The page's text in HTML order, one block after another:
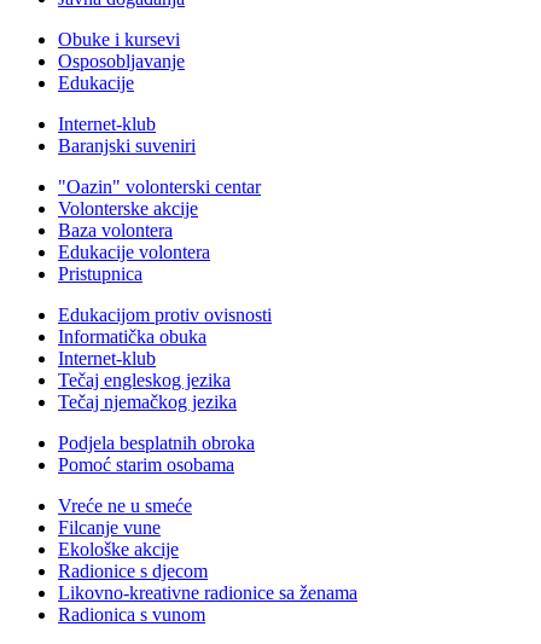
Obuke i kursevi
Osposobljavanje
Edukacije
Internet-klub
Baranjski suveniri
"Oazin" volonterski centar
Volonterske akcije
Baza volontera
Edukacije volontera
Pristupnica
Edukacijom protiv ovisnosti
Informatička obuka
Internet-klub
Tečaj engleskog jezika
Tečaj njemačkog jezika
Podjela besplatnih obroka
Pomoć starim osobama
Vreće ne u smeće
Filcanje vune
Ekološke akcije
Radionice s djecom
Likovno-kreativne radionice sa ženama
Radionica s vunom